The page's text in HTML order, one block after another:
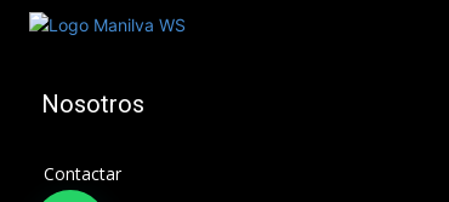
Nosotros
Contactar